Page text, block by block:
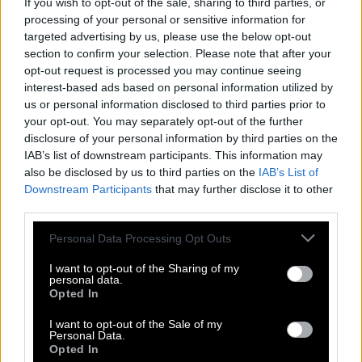
processing of your personal or sensitive information for
targeted advertising by us, please use the below opt-out
section to confirm your selection. Please note that after your
opt-out request is processed you may continue seeing
interest-based ads based on personal information utilized by
us or personal information disclosed to third parties prior to
your opt-out. You may separately opt-out of the further
disclosure of your personal information by third parties on the
IAB’s list of downstream participants. This information may
also be disclosed by us to third parties on the IAB’s List of
Downstream Participants that may further disclose it to other
Please note that this website/app uses one or more Google
not limited to your visit or usage behaviour. You may click to
grant or deny consent to Google and its third-party tags to
use your data for below specified purposes in below Google
consent section.
Personal Data Processing Opt Outs
I want to opt-out of the Sharing of my
personal data.
Opted In
I want to opt-out of the Sale of my
Personal Data.
Opted In
COVER STORY
Σεξ και σχέσεις: Το απόλυτο λεξικό
των 20άρηδων
6. Προλαβαίνουμε να βγούμε μια φορά
πριν επιστρέψεις στον Παράδεισο;
Η ανατροπή του κλισέ «Πόνεσε;» «Πότε;» «Όταν
έπεσες από τον Παράδεισο».
7. Θέλω ο έρωτάς μας να είναι σαν το
Για τους λάτρεις των μαθηματικών και των